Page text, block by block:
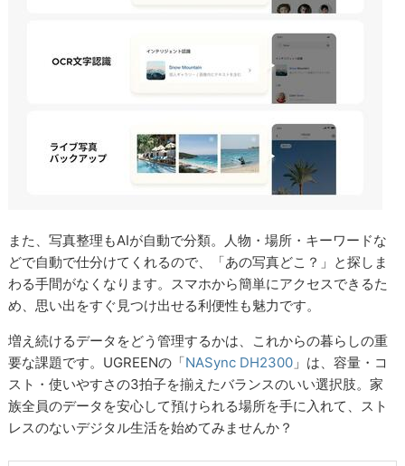
また、写真整理もAIが自動で分類。人物・場所・キーワードな
どで自動で仕分けてくれるので、「あの写真どこ？」と探しま
わる手間がなくなります。スマホから簡単にアクセスできるた
め、思い出をすぐ見つけ出せる利便性も魅力です。
増え続けるデータをどう管理するかは、これからの暮らしの重
要な課題です。UGREENの「NASync DH2300 」は、容量・コ
スト・使いやすさの3拍子を揃えたバランスのいい選択肢。家
族全員のデータを安心して預けられる場所を手に入れて、スト
レスのないデジタル生活を始めてみませんか？